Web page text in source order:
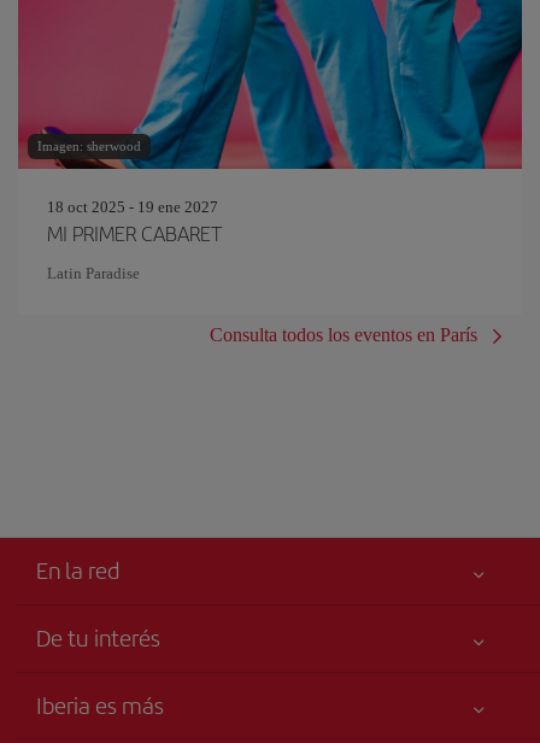
Imagen: sherwood
18 oct 2025 - 19 ene 2027
MI PRIMER CABARET
Latin Paradise
Consulta todos los eventos en París
En la red
De tu interés
Accesibilidad
Iberia es más